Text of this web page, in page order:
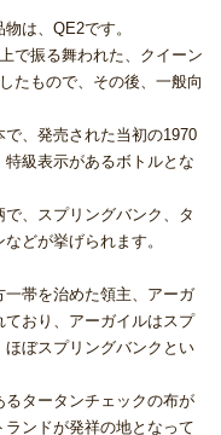
は、QE2です。
で振る舞われた、クイーン
たもので、その後、一般向
、発売された当初の1970
級表示があるボトルとな
、スプリングバンク、タ
どが挙げられます。
帯を治めた領主、アーガ
おり、アーガイルはスプ
ほぼスプリングバンクとい
タータンチェックの布が
ンドが発祥の地となって